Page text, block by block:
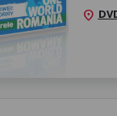
location_on